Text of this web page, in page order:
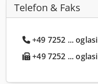
Telefon & Faks
+49 7252 ... oglasi
+49 7252 ... oglasi